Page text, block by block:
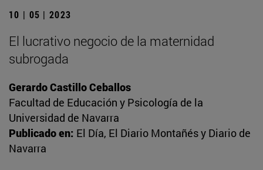
10 | 05 | 2023
El lucrativo negocio de la maternidad
subrogada
Gerardo Castillo Ceballos
Facultad de Educación y Psicología de la
Universidad de Navarra
Publicado en: El Día, El Diario Montañés y Diario de
Navarra